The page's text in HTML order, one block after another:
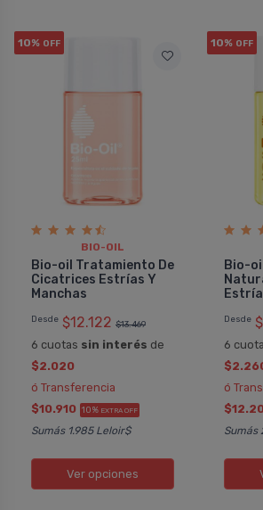
Melisa
Bio-oil Tratamiento De Cicatrices
El aceite es de excelente calidad para
piel y faneras. Tiene un aroma muy rico
y se absorbe rapidamente. Me ayudó
mucho con las cicatrices. Lo volvería a
comprar.
10% OFF
BIO-OIL
Bio-oil Tratamiento De
Cicatrices Estrí­as Y
Manchas
Desde $12.122 $13.469
6 cuotas sin interés de
$2.020
ó Transferencia
$10.910 10% EXTRA OFF
Sumás 1.985 Leloir$
Ver opciones
10% OFF
Bio-
Desde
6
ó
Sumás